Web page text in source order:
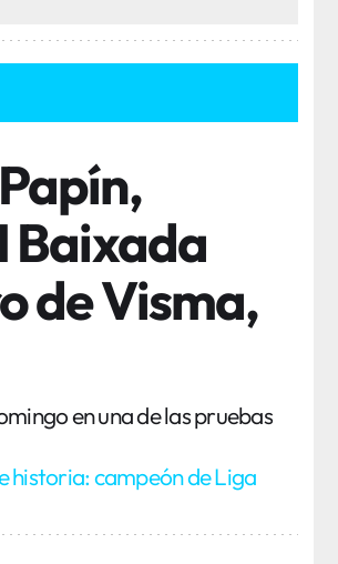
Baixada
de Visma,
en una de las pruebas
historia: campeón de Liga